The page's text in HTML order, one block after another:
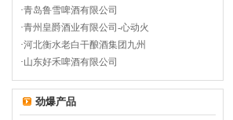
·青岛鲁雪啤酒有限公司
·青州皇爵酒业有限公司-心动火
·河北衡水老白干酿酒集团九州
·山东好禾啤酒有限公司
劲爆产品